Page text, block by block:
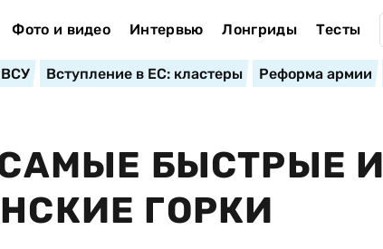
Фото и видео Интервью Лонгриды Тесты
ВСУ Вступление в ЕС: кластеры Реформа армии
БЫСТРЫЕ И
ГОРКИ